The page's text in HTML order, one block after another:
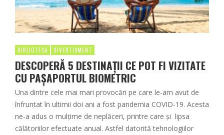
BIBLIOTECĂ DIVERTISMENT
DESCOPERĂ 5 DESTINAȚII CE POT FI VIZITATE
CU PAȘAPORTUL BIOMETRIC
Una dintre cele mai mari provocări pe care le-am avut de
înfruntat în ultimii doi ani a fost pandemia COVID-19. Acesta
ne-a adus o mulțime de neplăceri, printre care și lipsa
călătoriilor efectuate anual. Astfel datorită tehnologiilor